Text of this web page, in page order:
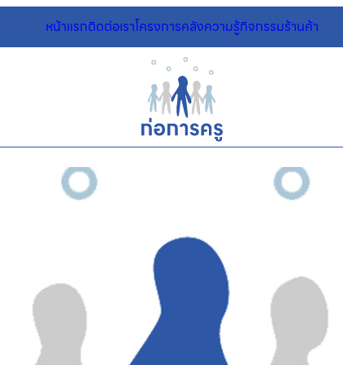
หน้าแรกติดต่อเราโครงการคลังความรู้กิจกรรมร้านค้า